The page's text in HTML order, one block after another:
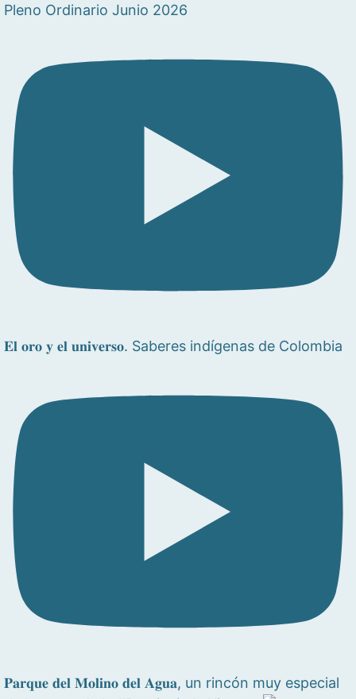
Pleno Ordinario Junio 2026
𝐄𝐥 𝐨𝐫𝐨 𝐲 𝐞𝐥 𝐮𝐧𝐢𝐯𝐞𝐫𝐬𝐨. Saberes indígenas de Colombia
𝐏𝐚𝐫𝐪𝐮𝐞 𝐝𝐞𝐥 𝐌𝐨𝐥𝐢𝐧𝐨 𝐝𝐞𝐥 𝐀𝐠𝐮𝐚, un rincón muy especial